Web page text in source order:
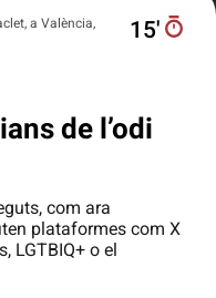
a València,
15′
de l’odi
com ara
plataformes com X
LGTBIQ+ o el